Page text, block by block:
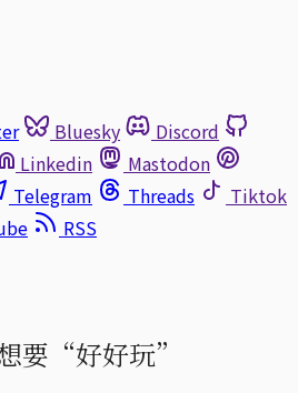
Bluesky
Discord
Linkedin
Mastodon
Telegram Threads
Tiktok
RSS
要“好好玩”